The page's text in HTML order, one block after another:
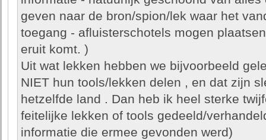
geven naar de bron/spion/lek waar het
toegang - afluisterschotels mogen
eruit komt. )
Uit wat lekken hebben we bijvoorbeeld
NIET hun tools/lekken delen , en dat zijn
hetzelfde land . Dan heb ik heel sterke
feitelijke lekken of tools gedeeld/
informatie die ermee gevonden werd)